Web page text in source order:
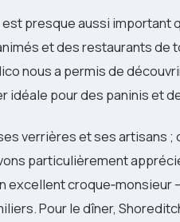
presque aussi
et des restaurants de
nous a permis de
idéale pour des paninis et
verrières et ses artisans ;
particulièrement
excellent
Pour le dîner,